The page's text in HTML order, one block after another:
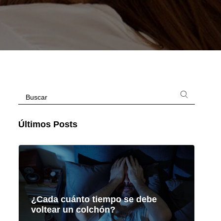
Últimos Posts
¿Cada cuánto tiempo se debe
voltear un colchón?